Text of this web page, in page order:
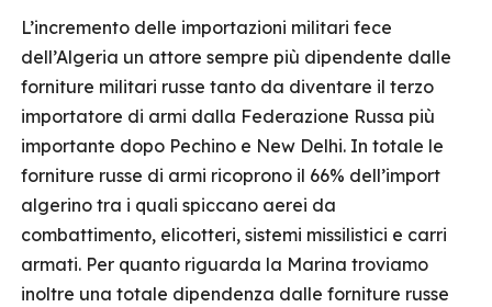
L’incremento delle importazioni militari fece
dell’Algeria un attore sempre più dipendente dalle
forniture militari russe tanto da diventare il terzo
importatore di armi dalla Federazione Russa più
importante dopo Pechino e New Delhi. In totale le
forniture russe di armi ricoprono il 66% dell’import
algerino tra i quali spiccano aerei da
combattimento, elicotteri, sistemi missilistici e carri
armati. Per quanto riguarda la Marina troviamo
inoltre una totale dipendenza dalle forniture russe